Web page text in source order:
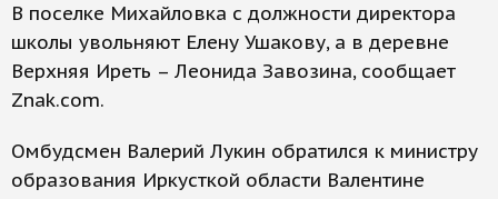
В поселке Михайловка с должности директора
школы увольняют Елену Ушакову, а в деревне
Верхняя Иреть – Леонида Завозина, сообщает
Znak.com.
Омбудсмен Валерий Лукин обратился к министру
образования Иркусткой области Валентине